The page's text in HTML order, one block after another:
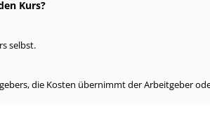
Kurs?
selbst.
die Kosten übernimmt der Arbeitgeber